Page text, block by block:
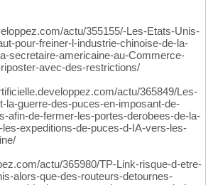
actu/355155/-Les-Etats-Unis-
pour-freiner-l-industrie-chinoise-de-la-
secretaire-americaine-au-Commerce-
avec-des-restrictions/
actu/365849/Les-
la-guerre-des-puces-en-imposant-de-
afin-de-fermer-les-portes-derobees-de-la-
les-expeditions-de-puces-d-IA-vers-les-
actu/365980/TP-Link-risque-d-etre-
alors-que-des-routeurs-detournes-